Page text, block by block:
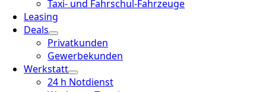
Taxi- und Fahrschul-Fahrzeuge
Leasing
Deals
Privatkunden
Gewerbekunden
Werkstatt
24 h Notdienst